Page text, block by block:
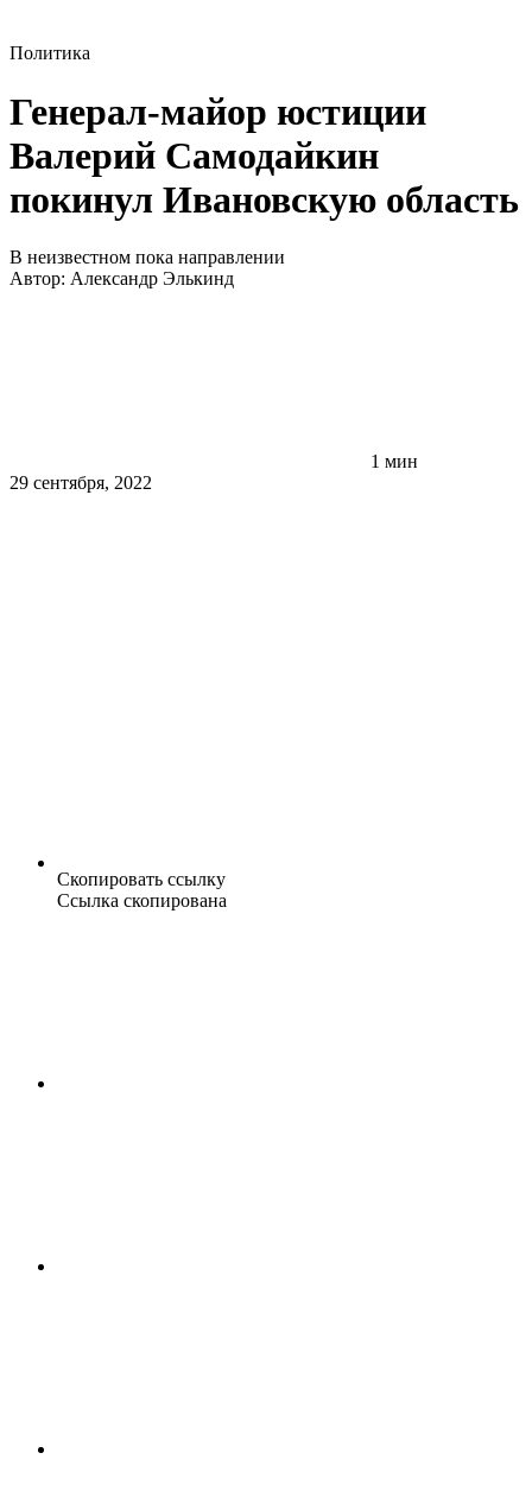
Политика
Генерал-майор юстиции
Валерий Самодайкин
покинул Ивановскую область
В неизвестном пока направлении
Автор: Александр Элькинд
1 мин
29 сентября, 2022
Скопировать ссылку
Ссылка скопирована